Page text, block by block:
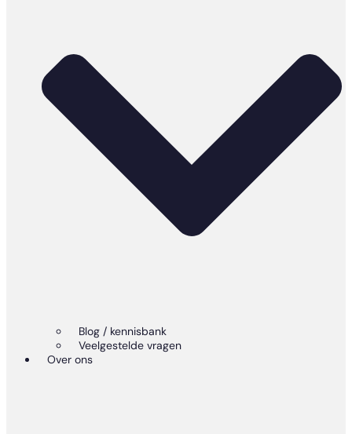
Blog / kennisbank
Veelgestelde vragen
Over ons